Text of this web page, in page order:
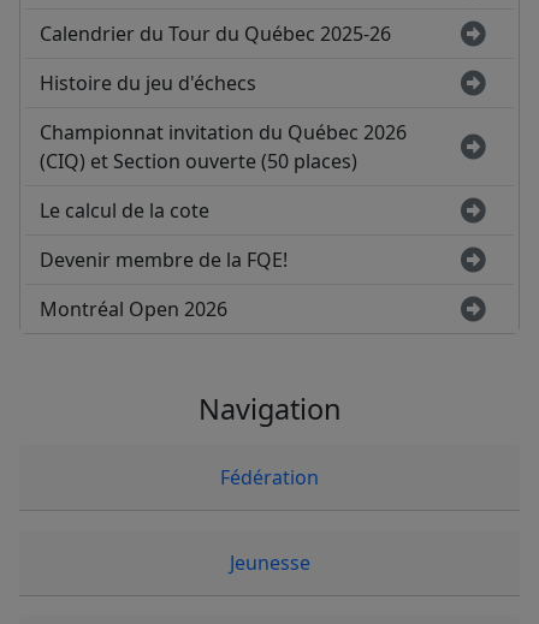
Calendrier du Tour du Québec 2025-26
Histoire du jeu d'échecs
Championnat invitation du Québec 2026
(CIQ) et Section ouverte (50 places)
Le calcul de la cote
Devenir membre de la FQE!
Montréal Open 2026
Navigation
Fédération
Jeunesse